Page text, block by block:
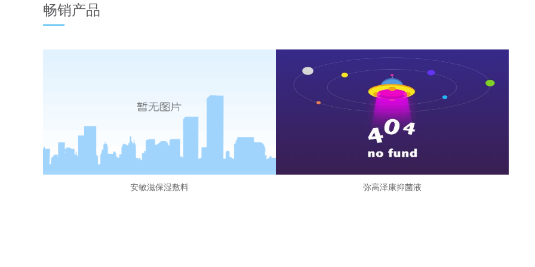
畅销产品
安敏滋保湿敷料 弥高泽康抑菌液